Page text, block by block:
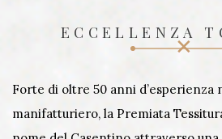
ECCELLENZA
Forte di oltre 50 anni d’esperienza
manifatturiero, la Premiata